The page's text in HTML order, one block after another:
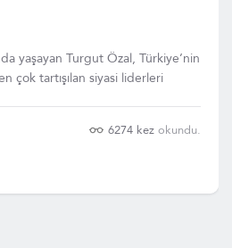
yaşayan Turgut Özal, Türkiye’nin
çok tartışılan siyasi liderleri
6274 kez okundu.